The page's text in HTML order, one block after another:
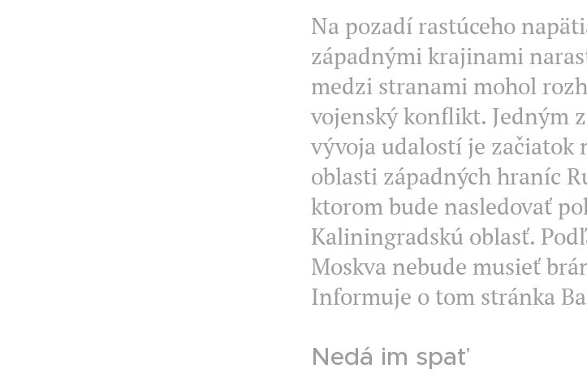
Na pozadí rastúceho
západnými krajinami
medzi stranami mohol
vojenský konflikt. Jedným
vývoja udalostí je začiatok
oblasti západných hraníc
ktorom bude nasledovať
Kaliningradskú oblasť.
Moskva nebude musieť
Informuje o tom stránka
Nedá im spať